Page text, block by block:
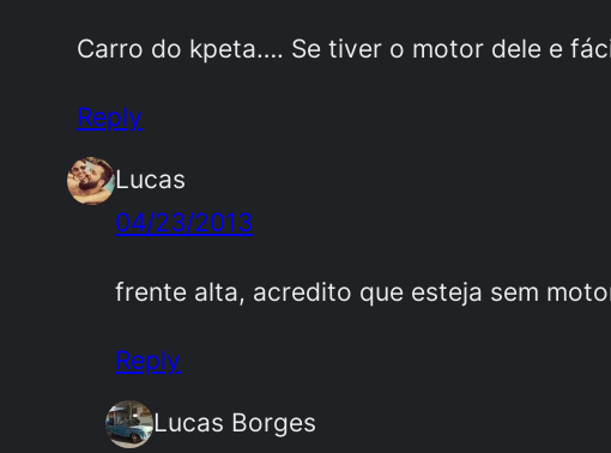
Carro do kpeta…. Se tiver o motor dele e
Reply
Lucas
04/23/2013
frente alta, acredito que esteja sem
Reply
Lucas Borges